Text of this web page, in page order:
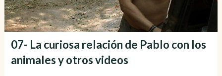
07- La curiosa relación de Pablo con los
animales y otros videos